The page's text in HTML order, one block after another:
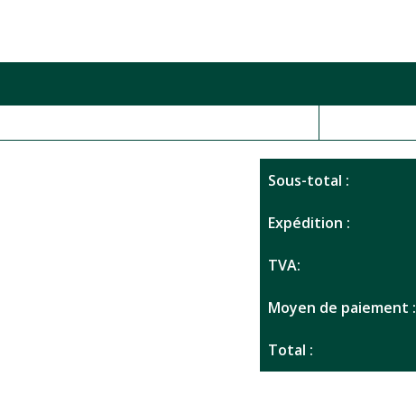
Sous-total :
Expédition :
TVA:
Moyen de paiement :
Total :